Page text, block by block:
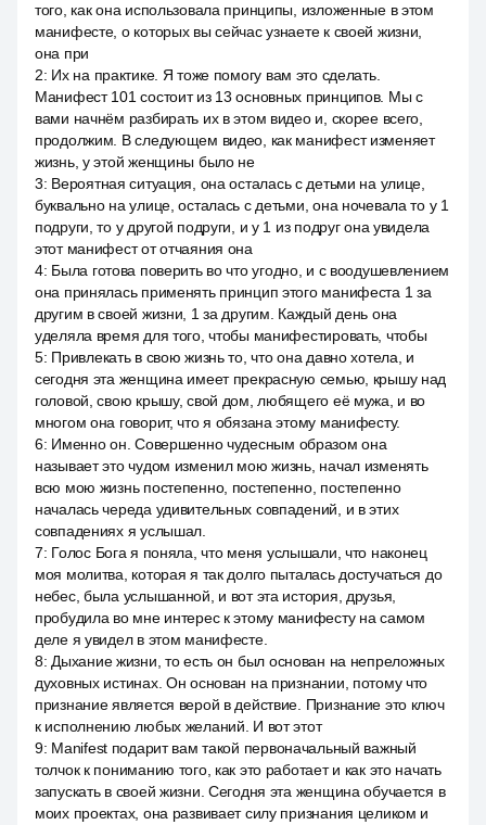
того, как она использовала принципы, изложенные в этом
манифесте, о которых вы сейчас узнаете к своей жизни,
она при
2: Их на практике. Я тоже помогу вам это сделать.
Манифест 101 состоит из 13 основных принципов. Мы с
вами начнём разбирать их в этом видео и, скорее всего,
продолжим. В следующем видео, как манифест изменяет
жизнь, у этой женщины было не
3: Вероятная ситуация, она осталась с детьми на улице,
буквально на улице, осталась с детьми, она ночевала то у 1
подруги, то у другой подруги, и у 1 из подруг она увидела
этот манифест от отчаяния она
4: Была готова поверить во что угодно, и с воодушевлением
она принялась применять принцип этого манифеста 1 за
другим в своей жизни, 1 за другим. Каждый день она
уделяла время для того, чтобы манифестировать, чтобы
5: Привлекать в свою жизнь то, что она давно хотела, и
сегодня эта женщина имеет прекрасную семью, крышу над
головой, свою крышу, свой дом, любящего её мужа, и во
многом она говорит, что я обязана этому манифесту.
6: Именно он. Совершенно чудесным образом она
называет это чудом изменил мою жизнь, начал изменять
всю мою жизнь постепенно, постепенно, постепенно
началась череда удивительных совпадений, и в этих
совпадениях я услышал.
7: Голос Бога я поняла, что меня услышали, что наконец
моя молитва, которая я так долго пыталась достучаться до
небес, была услышанной, и вот эта история, друзья,
пробудила во мне интерес к этому манифесту на самом
деле я увидел в этом манифесте.
8: Дыхание жизни, то есть он был основан на непреложных
духовных истинах. Он основан на признании, потому что
признание является верой в действие. Признание это ключ
к исполнению любых желаний. И вот этот
9: Manifest подарит вам такой первоначальный важный
толчок к пониманию того, как это работает и как это начать
запускать в своей жизни. Сегодня эта женщина обучается в
моих проектах, она развивает силу признания целиком и